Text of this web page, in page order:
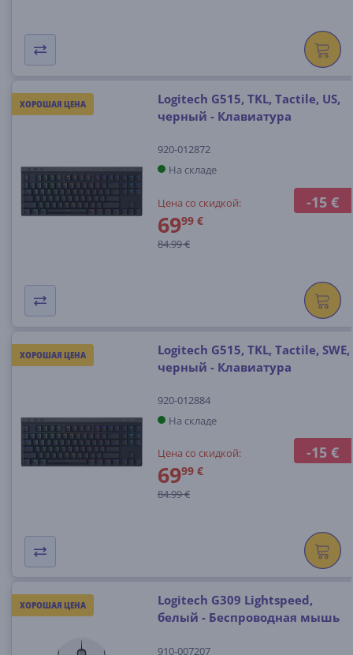
ХОРОШАЯ ЦЕНА
-15 €
Logitech G515, TKL, Tactile, US,
черный - Клавиатура
920-012872
На складе
Цена со скидкой:
6999 €
84.99 €
ХОРОШАЯ ЦЕНА
-15 €
Logitech G515, TKL, Tactile, SWE,
черный - Клавиатура
920-012884
На складе
Цена со скидкой:
6999 €
84.99 €
ХОРОШАЯ ЦЕНА
Logitech G309 Lightspeed,
белый - Беспроводная мышь
910-007207